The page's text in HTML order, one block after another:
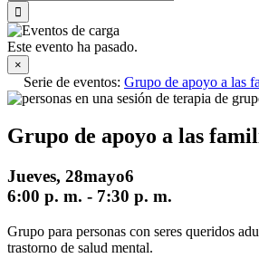
Este evento ha pasado.
×
Serie de eventos: Grupo de apoyo a las
Grupo de apoyo a las
Jueves, 28mayo6
6:00 p. m. - 7:30 p. m.
Grupo para personas con seres queridos
trastorno de salud mental.